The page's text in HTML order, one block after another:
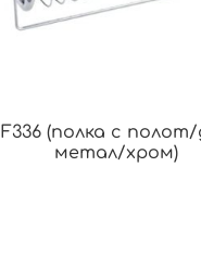
F336 (полка с
метал/хром)